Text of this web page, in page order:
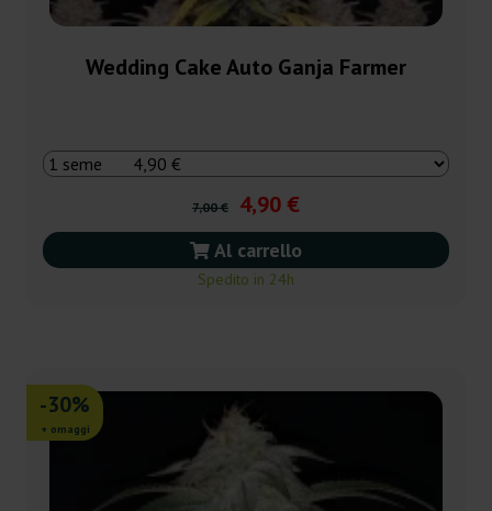
Wedding Cake Auto Ganja Farmer
7,00 € 4,90 €
Al carrello
Spedito in 24h
-30%
+ omaggi